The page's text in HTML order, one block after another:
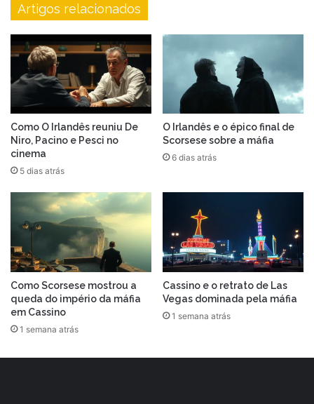
Artigos relacionados
Como O Irlandês reuniu De
Niro, Pacino e Pesci no
cinema
5 dias atrás
O Irlandês e o épico final de
Scorsese sobre a máfia
6 dias atrás
Como Scorsese mostrou a
queda do império da máfia
em Cassino
1 semana atrás
Cassino e o retrato de Las
Vegas dominada pela máfia
1 semana atrás